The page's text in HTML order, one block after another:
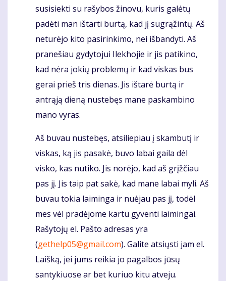
susisiekti su rašybos žinovu, kuris galėtų
padėti man ištarti burtą, kad jį sugrąžintų. Aš
neturėjo kito pasirinkimo, nei išbandyti. Aš
pranešiau gydytojui Ilekhojie ir jis patikino,
kad nėra jokių problemų ir kad viskas bus
gerai prieš tris dienas. Jis ištarė burtą ir
antrąją dieną nustebęs mane paskambino
mano vyras.
Aš buvau nustebęs, atsiliepiau į skambutį ir
viskas, ką jis pasakė, buvo labai gaila dėl
visko, kas nutiko. Jis norėjo, kad aš grįžčiau
pas jį. Jis taip pat sakė, kad mane labai myli. Aš
buvau tokia laiminga ir nuėjau pas jį, todėl
mes vėl pradėjome kartu gyventi laimingai.
Rašytojų el. Pašto adresas yra
(gethelp05@gmail.com). Galite atsiųsti jam el.
Laišką, jei jums reikia jo pagalbos jūsų
santykiuose ar bet kuriuo kitu atveju.